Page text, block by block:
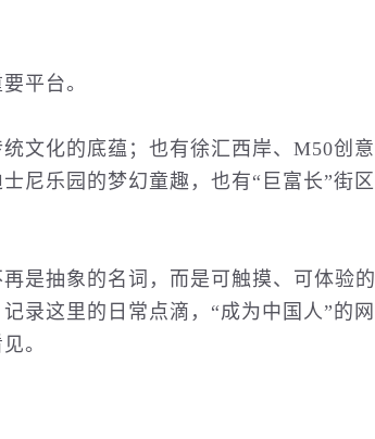
平台。
文化的底蕴；也有徐汇西岸、M50创意
尼乐园的梦幻童趣，也有“巨富长”街区
是抽象的名词，而是可触摸、可体验的
录这里的日常点滴，“成为中国人”的网
。